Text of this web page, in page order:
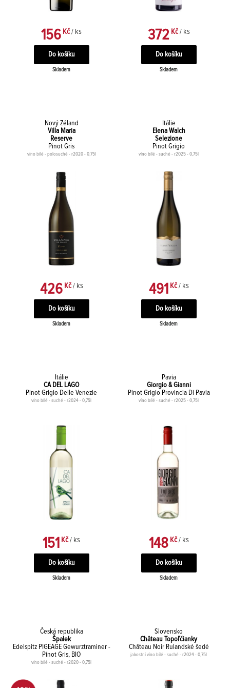
156 Kč / ks
Skladem
372 Kč / ks
Skladem
Nový Zéland
Villa Maria
Reserve
Pinot Gris
víno bílé - polosuché - r2020 - 0,75l
426 Kč / ks
Skladem
Itálie
Elena Walch
Selezione
Pinot Grigio
víno bílé - suché - r2025 - 0,75l
491 Kč / ks
Skladem
Itálie
CA DEL LAGO
Pinot Grigio Delle Venezie
víno bílé - suché - r2024 - 0,75l
151 Kč / ks
Skladem
Pavia
Giorgio & Gianni
Pinot Grigio Provincia Di Pavia
víno bílé - suché - r2025 - 0,75l
148Kč / ks
Skladem
Česká republika
Špalek
Edelspitz PIGEAGE Gewurztraminer -
Pinot Gris, BIO
víno bílé - suché - r2020 - 0,75l
Slovensko
Château Topoľčianky
Château Noir Rulandské šedé
jakostní víno bílé - suché - r2024 - 0,75l